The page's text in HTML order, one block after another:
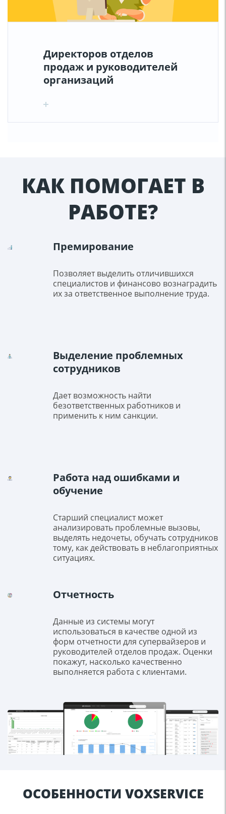
Директоров отделов
продаж и руководителей
организаций
КАК ПОМОГАЕТ В
РАБОТЕ?
Премирование
Позволяет выделить отличившихся
специалистов и финансово вознаградить
их за ответственное выполнение труда.
Выделение проблемных
сотрудников
Дает возможность найти
безответственных работников и
применить к ним санкции.
Работа над ошибками и
обучение
Старший специалист может
анализировать проблемные вызовы,
выделять недочеты, обучать сотрудников
тому, как действовать в неблагоприятных
ситуациях.
Отчетность
Данные из системы могут
использоваться в качестве одной из
форм отчетности для супервайзеров и
руководителей отделов продаж. Оценки
покажут, насколько качественно
выполняется работа с клиентами.
ОСОБЕННОСТИ VOXSERVICE